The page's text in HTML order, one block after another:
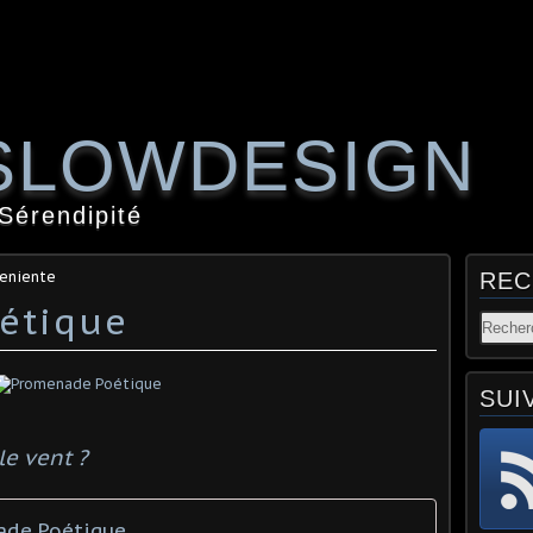
vent ?